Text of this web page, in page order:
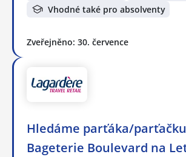
Vhodné také pro absolventy
Zveřejněno: 30. července
Hledáme parťáka/
Bageterie Boulevard na